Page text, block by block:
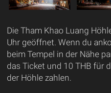
Die Tham Khao Luang
Uhr geöffnet. Wenn du
beim Tempel in der Nähe
das Ticket und 10 THB für
der Höhle zahlen.